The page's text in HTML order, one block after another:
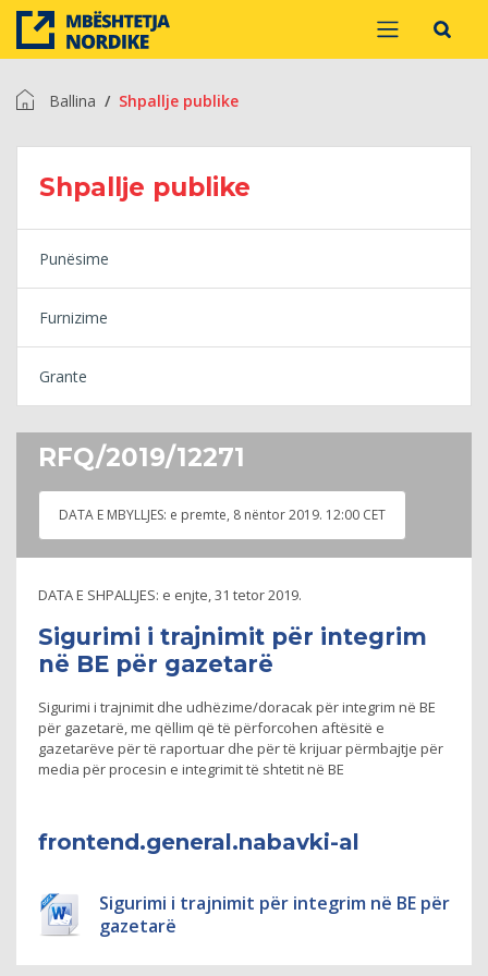
Ballina Shpallje publike
Shpallje publike
Punësime
Furnizime
Grante
RFQ/2019/12271
DATA E MBYLLJES: e premte, 8 nëntor 2019. 12:00 CET
DATA E SHPALLJES: e enjte, 31 tetor 2019.
Sigurimi i trajnimit për integrim
në BE për gazetarë
Sigurimi i trajnimit dhe udhëzime/doracak për integrim në BE
për gazetarë, me qëllim që të përforcohen aftësitë e
gazetarëve për të raportuar dhe për të krijuar përmbajtje për
media për procesin e integrimit të shtetit në BE
frontend.general.nabavki-al
Sigurimi i trajnimit për integrim në BE për
gazetarë